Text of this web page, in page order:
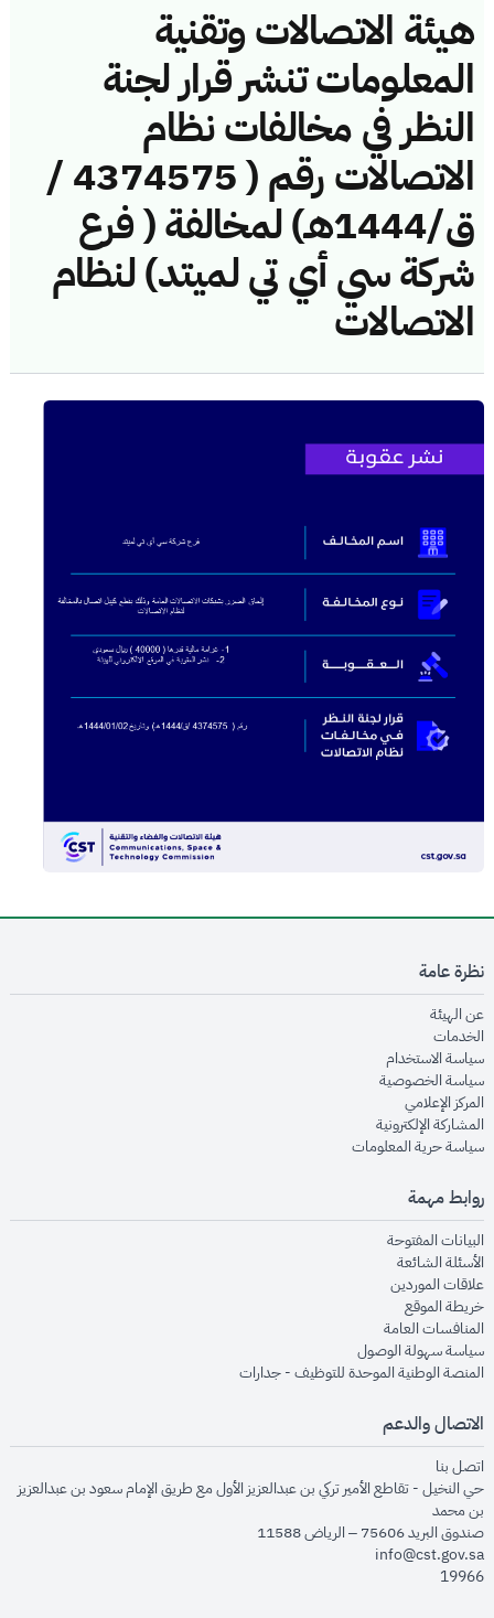
هيئة الاتصالات وتقنية
المعلومات تنشر قرار لجنة
النظر في مخالفات نظام
الاتصالات رقم ( 4374575 /
ق/1444هـ) لمخالفة ( فرع
شركة سي أي تي لميتد) لنظام
الاتصالات
نظرة عامة
عن الهيئةopens in new window
الخدماتopens in new window
سياسة الاستخدام
سياسة الخصوصيةopens in new window
المركز الإعلاميopens in new window
المشاركة الإلكترونيةopens in new window
سياسة حرية المعلوماتopens in new window
روابط مهمة
البيانات المفتوحةopens in new window
الأسئلة الشائعةopens in new window
علاقات الموردينopens in new window
خريطة الموقعopens in new window
المنافسات العامةopens in new window
سياسة سهولة الوصولopens in new window
المنصة الوطنية الموحدة للتوظيف - جداراتopens in new window
الاتصال والدعم
اتصل بنا
حي النخيل - تقاطع الأمير تركي بن عبدالعزيز الأول مع طريق الإمام سعود بن عبدالعزيز
بن محمد
صندوق البريد 75606 – الرياض 11588
info@cst.gov.sa
19966